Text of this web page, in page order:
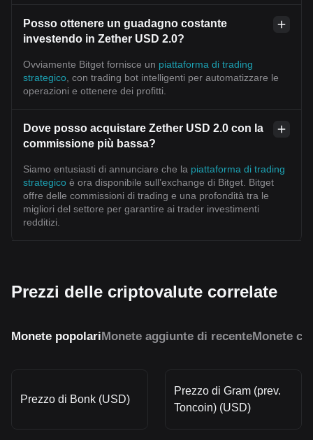
Posso ottenere un guadagno costante
investendo in Zether USD 2.0?
Ovviamente Bitget fornisce un piattaforma di trading
strategico , con trading bot intelligenti per automatizzare le
operazioni e ottenere dei profitti.
Dove posso acquistare Zether USD 2.0 con la
commissione più bassa?
Siamo entusiasti di annunciare che la piattaforma di trading
strategico è ora disponibile sull’exchange di Bitget. Bitget
offre delle commissioni di trading e una profondità tra le
migliori del settore per garantire ai trader investimenti
redditizi.
Prezzi delle criptovalute correlate
Monete popolariMonete aggiunte di recenteMonete
Prezzo di Bonk (USD)
Prezzo di Gram (prev.
Toncoin) (USD)